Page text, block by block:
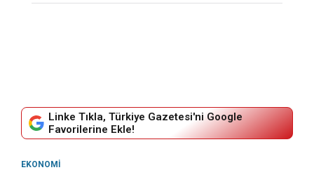
Linke Tıkla, Türkiye Gazetesi'ni Google
Favorilerine Ekle!
EKONOMI